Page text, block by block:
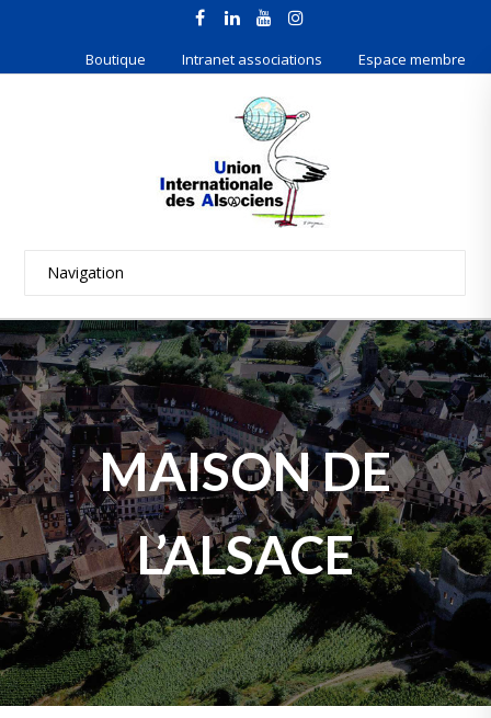
Boutique Intranet associations Espace membre
MAISON DE
L’ALSACE